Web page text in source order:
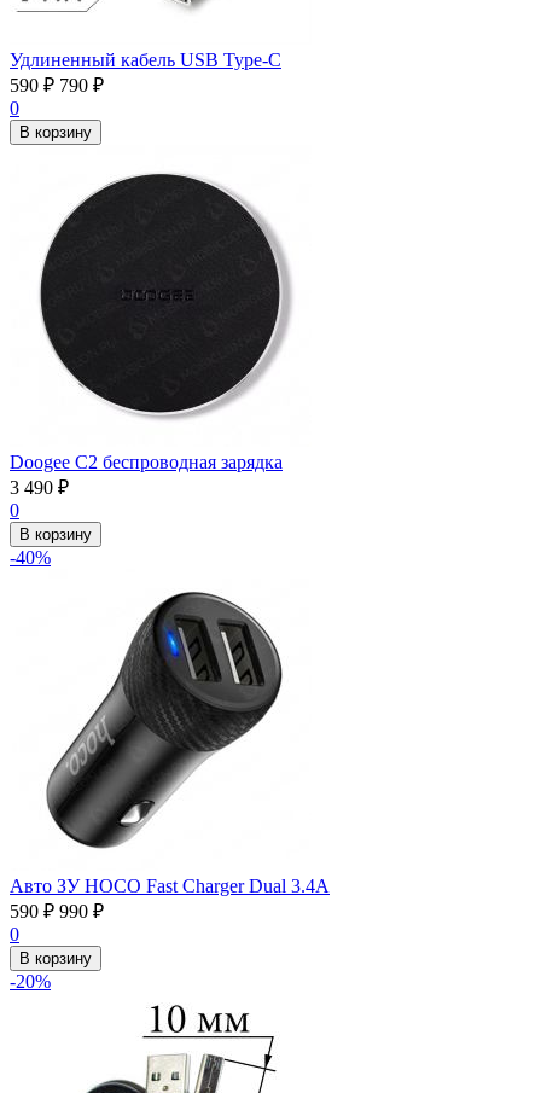
Удлиненный кабель USB Type-C
590 ₽ 790 ₽
0
В корзину
Doogee C2 беспроводная зарядка
3 490 ₽
0
В корзину
-40%
Авто ЗУ HOCO Fast Charger Dual 3.4А
590 ₽ 990 ₽
0
В корзину
-20%